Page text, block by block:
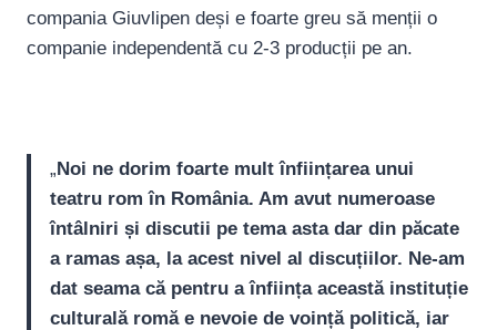
compania Giuvlipen deși e foarte greu să menții o
companie independentă cu 2-3 producții pe an.
„Noi ne dorim foarte mult înființarea unui
teatru rom în România. Am avut numeroase
întâlniri și discutii pe tema asta dar din păcate
a ramas așa, la acest nivel al discuțiilor. Ne-am
dat seama că pentru a înființa această instituție
culturală romă e nevoie de voință politică, iar